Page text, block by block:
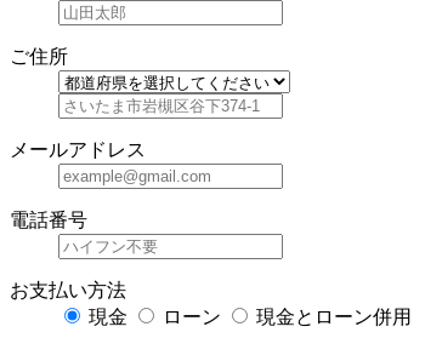
ご住所
メールアドレス
電話番号
お支払い方法
現金
ローン 現金とローン併用